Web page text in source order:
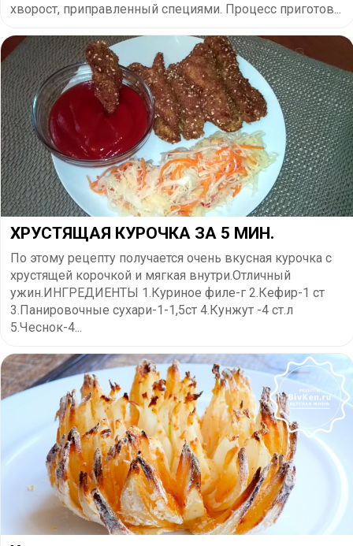
хворост, приправленный специями. Процесс приготов...
ХРУСТЯЩАЯ КУРОЧКА ЗА 5 МИН.
По этому рецепту получается очень вкусная курочка с
хрустящей корочкой и мягкая внутри.Отличный
ужин.ИНГРЕДИЕНТЫ 1.Куриное филе-г 2.Кефир-1 ст
3.Панировочные сухари-1-1,5ст 4.Кунжут -4 ст.л
5.Чеснок-4...